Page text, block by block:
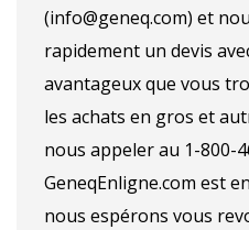
(info@geneq.com) et
rapidement un devis
avantageux que vous
les achats en gros et
nous appeler au 1-800-
GeneqEnligne.com est
nous espérons vous